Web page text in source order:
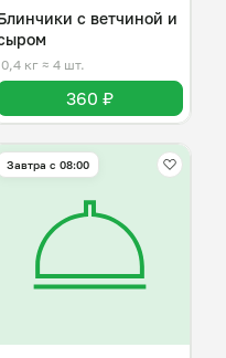
с ветчиной и
0,4 кг ≈ 4 шт.
360 ₽
Завтра c 08:00